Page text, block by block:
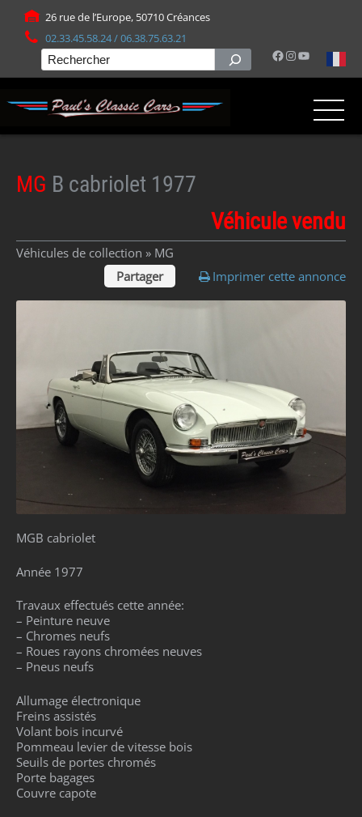
26 rue de l’Europe, 50710 Créances
02.33.45.58.24 / 06.38.75.63.21
Facebook
Instagram
YouTube
Rechercher
MG B cabriolet 1977
Véhicule vendu
Véhicules de collection » MG
Partager
Imprimer cette annonce
MGB cabriolet
Année 1977
Travaux effectués cette année:
– Peinture neuve
– Chromes neufs
– Roues rayons chromées neuves
– Pneus neufs
Allumage électronique
Freins assistés
Volant bois incurvé
Pommeau levier de vitesse bois
Seuils de portes chromés
Porte bagages
Couvre capote
Panneau de gestion des cookies